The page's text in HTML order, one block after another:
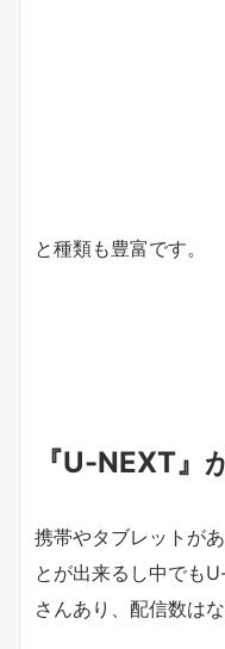
と種類も豊富です。
『U-NEXT』
携帯やタブレットが
とが出来るし中でも
さんあり、配信数は